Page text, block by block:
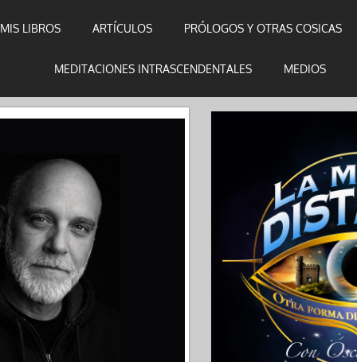
MIS LIBROS ARTÍCULOS PRÓLOGOS Y OTRAS COSICAS
MEDITACIONES INTRASCENDENTALES MEDIOS